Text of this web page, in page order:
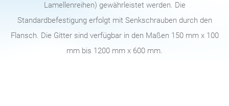
Lamellenreihen) gewährleistet werden. Die
Standardbefestigung erfolgt mit Senkschrauben durch den
Flansch. Die Gitter sind verfügbar in den Maßen 150 mm x 100
mm bis 1200 mm x 600 mm.